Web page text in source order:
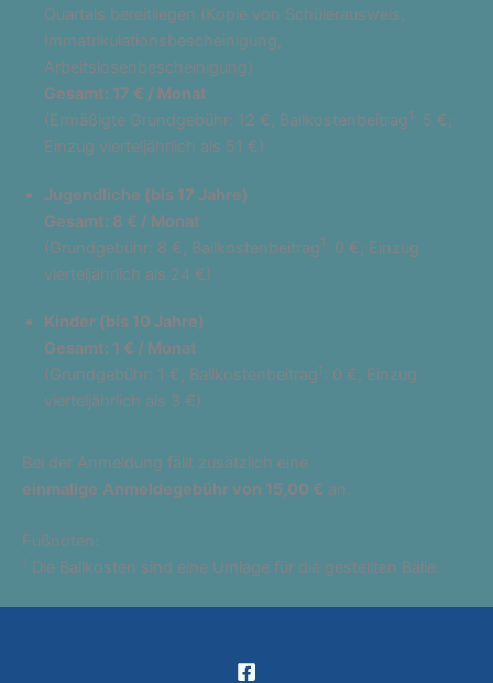
Quartals bereitliegen (Kopie von Schülerausweis,
Immatrikulationsbescheinigung,
Arbeitslosenbescheinigung)
Gesamt: 17 € / Monat
(Ermäßigte Grundgebühr: 12 €, Ballkostenbeitrag1: 5 €;
Einzug vierteljährlich als 51 €)
Jugendliche (bis 17 Jahre)
Gesamt: 8 € / Monat
(Grundgebühr: 8 €, Ballkostenbeitrag1: 0 €; Einzug
vierteljährlich als 24 €)
Kinder (bis 10 Jahre)
Gesamt: 1 € / Monat
(Grundgebühr: 1 €, Ballkostenbeitrag1: 0 €, Einzug
vierteljährlich als 3 €)
Bei der Anmeldung fällt zusätzlich eine
einmalige Anmeldegebühr von 15,00 € an.
Fußnoten:
1 Die Ballkosten sind eine Umlage für die gestellten Bälle.